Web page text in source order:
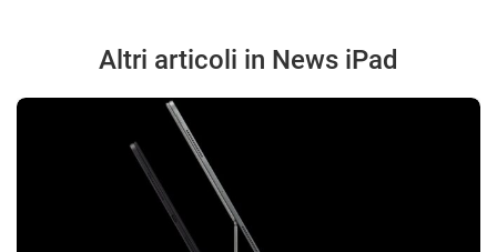
Altri articoli in News iPad